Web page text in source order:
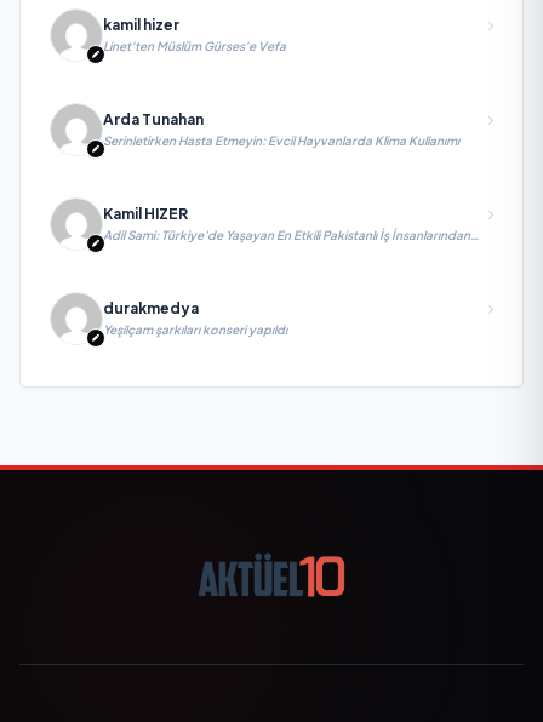
kamil hizer
Linet'ten Müslüm Gürses'e Vefa
Arda Tunahan
Serinletirken Hasta Etmeyin: Evcil Hayvanlarda Klima Kullanımı
Kamil HIZER
Adil Sami: Türkiye’de Yaşayan En Etkili Pakistanlı İş İnsanlarından
durakmedya
Yeşilçam şarkıları konseri yapıldı